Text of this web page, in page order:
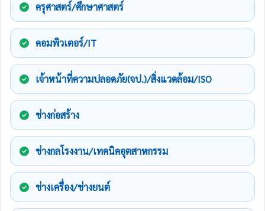
ครุศาสตร์/ศึกษาศาสตร์
คอมพิวเตอร์/IT
เจ้าหน้าที่ความปลอดภัย(จป.)/สิ่งแวดล้อม/ISO
ช่างก่อสร้าง
ช่างกลโรงงาน/เทคนิคอุตสาหกรรม
ช่างเครื่อง/ช่างยนต์